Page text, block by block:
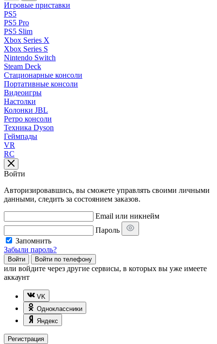
Игровые приставки
PS5
PS5 Pro
PS5 Slim
Xbox Series X
Xbox Series S
Nintendo Switch
Steam Deck
Стационарные консоли
Портативные консоли
Видеоигры
Настолки
Колонки JBL
Ретро консоли
Техника Dyson
Геймпады
VR
RC
Войти
Авторизировавшись, вы сможете управлять своими личными
данными, следить за состоянием заказов.
Email или никнейм
Пароль
Запомнить
Забыли пароль?
Войти Войти по телефону
или войдите через другие сервисы, в которых вы уже имеете
аккаунт
VK
Одноклассники
Яндекс
Регистрация